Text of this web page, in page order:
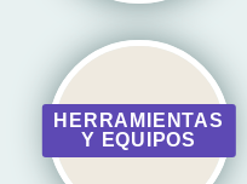
HERRAMIENTAS
Y EQUIPOS